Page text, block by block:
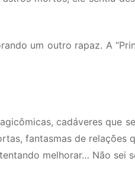
um outro rapaz. A
cadáveres que
fantasmas de relações
melhorar… Não sei